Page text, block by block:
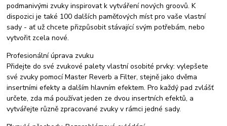
podmanivými zvuky inspirovat k vytváření nových groovů. K
dispozici je také 100 dalších paměťových míst pro vaše vlastní
sady - ať už chcete přizpůsobit stávající svým potřebám, nebo
vytvořit zcela nové.
Profesionální úprava zvuku
Přidejte do své zvukové palety vlastní osobité prvky: vylepšete
své zvuky pomocí Master Reverb a Filter, stejně jako dvěma
insertními efekty a dalším hlavním efektem. Pro každý pad zvlášť
určete, zda má používat jeden ze dvou insertních efektů, a
vytvářejte různě zpracované zvuky v rámci jedné sady.